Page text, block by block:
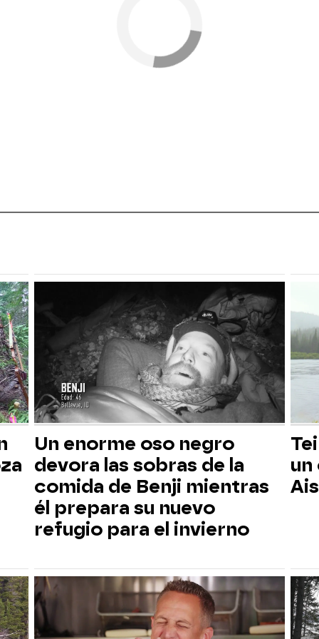
Un enorme oso negro
devora las sobras de la
comida de Benji mientras
él prepara su nuevo
refugio para el invierno
un